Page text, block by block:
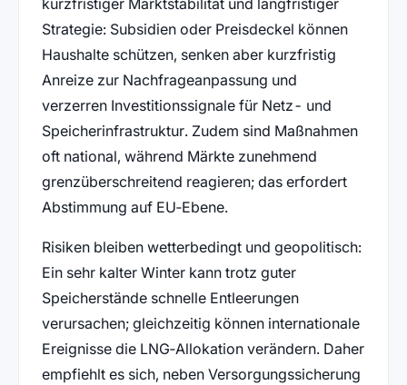
Strategie: Subsidien oder Preisdeckel können
Haushalte schützen, senken aber kurzfristig
Anreize zur Nachfrageanpassung und
verzerren Investitionssignale für Netz- und
Speicherinfrastruktur. Zudem sind Maßnahmen
oft national, während Märkte zunehmend
grenzüberschreitend reagieren; das erfordert
Abstimmung auf EU‑Ebene.
Risiken bleiben wetterbedingt und geopolitisch:
Ein sehr kalter Winter kann trotz guter
Speicherstände schnelle Entleerungen
verursachen; gleichzeitig können internationale
Ereignisse die LNG‑Allokation verändern. Daher
empfiehlt es sich, neben Versorgungssicherung